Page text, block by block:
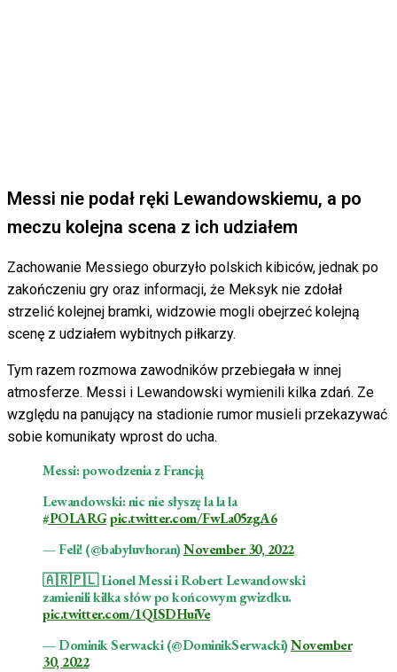
Messi nie podał ręki Lewandowskiemu, a po
meczu kolejna scena z ich udziałem
Zachowanie Messiego oburzyło polskich kibiców, jednak po
zakończeniu gry oraz informacji, że Meksyk nie zdołał
strzelić kolejnej bramki, widzowie mogli obejrzeć kolejną
scenę z udziałem wybitnych piłkarzy.
Tym razem rozmowa zawodników przebiegała w innej
atmosferze. Messi i Lewandowski wymienili kilka zdań. Ze
względu na panujący na stadionie rumor musieli przekazywać
sobie komunikaty wprost do ucha.
Messi: powodzenia z Francją
Lewandowski: nic nie słyszę la la la
#POLARGpic.twitter.com/FwLa05zgA6
— Feli! (@babyluvhoran)November 30, 2022
🇦🇷🇵🇱 Lionel Messi i Robert Lewandowski
zamienili kilka słów po końcowym gwizdku.
pic.twitter.com/1QISDHuiVe
— Dominik Serwacki (@DominikSerwacki)November
30, 2022